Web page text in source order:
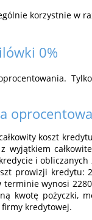
korzystnie w
0%
koszt
i
prowizji kredytu:
terminie wynosi
kwotę pożyczki,
kredytowej.